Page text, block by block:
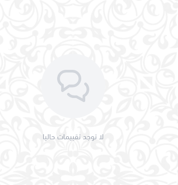
لا توجد تقييمات حاليا